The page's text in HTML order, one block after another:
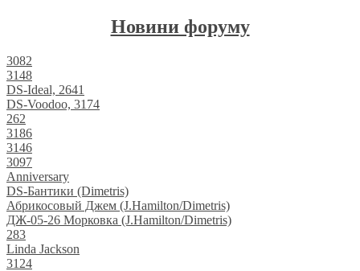
Новини форуму
3082
3148
DS-Ideal, 2641
DS-Voodoo, 3174
262
3186
3146
3097
Anniversary
DS-Бантики (Dimetris)
Абрикосовый Джем (J.Hamilton/Dimetris)
ДЖ-05-26 Морковка (J.Hamilton/Dimetris)
283
Linda Jackson
3124